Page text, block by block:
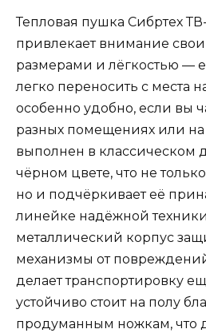
Тепловая пушка Сибртех
привлекает внимание
размерами и лёгкостью —
легко переносить с места
особенно удобно, если вы
разных помещениях или на
выполнен в классическом
чёрном цвете, что не
но и подчёркивает её
линейке надёжной
металлический корпус
механизмы от
делает транспортировку
устойчиво стоит на полу
продуманным ножкам, что